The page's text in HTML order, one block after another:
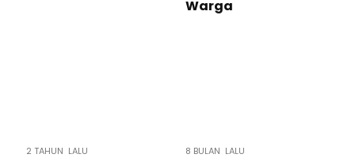
Warga
2 TAHUN LALU 8 BULAN LALU